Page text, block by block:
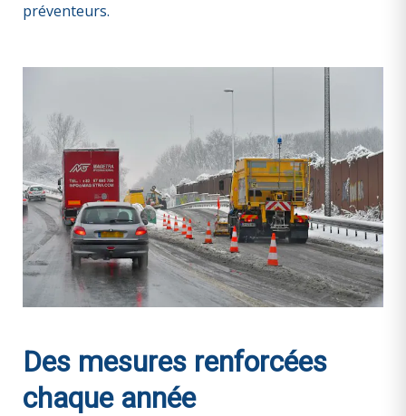
préventeurs.
Des mesures renforcées
chaque année